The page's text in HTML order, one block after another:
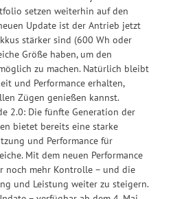
setzen weiterhin auf den
Update ist der Antrieb jetzt
stärker sind (600 Wh oder
Größe haben, um den
zu machen. Natürlich bleibt
und Performance erhalten,
Zügen genießen kannst.
2.0: Die fünfte Generation der
bietet bereits eine starke
und Performance für
Mit dem neuen Performance
noch mehr Kontrolle – und die
und Leistung weiter zu steigern.